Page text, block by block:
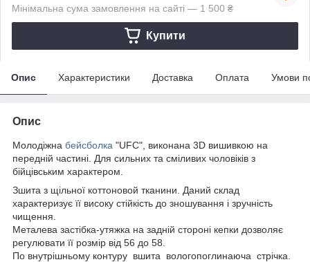
Мінімальна сума замовлення на сайті — 1 500 ₴
Купити
Опис Характеристики Доставка Оплата Умови
Опис
Молодіжна бейсболка "UFC", виконана 3D вишивкою на
передній частині. Для сильних та сміливих чоловіків з
бійцівським характером.
Зшита з щільної коттоновой тканини. Даний склад
характеризує її високу стійкість до зношування і зручність
чищення.
Металева застібка-утяжка на задній стороні кепки дозволяє
регулювати її розмір від 56 до 58.
По внутрішньому контуру вшита вологопоглинаюча стрічка.